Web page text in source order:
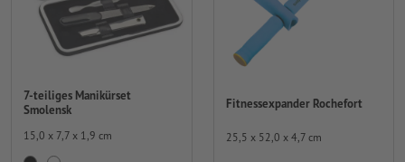
7-teiliges Manikürset
Smolensk
15,0 x 7,7 x 1,9 cm
Fitnessexpander Rochefort
25,5 x 52,0 x 4,7 cm